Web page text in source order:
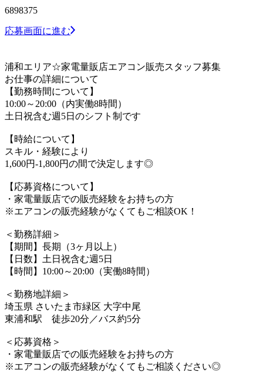
6898375
応募画面に進む
浦和エリア☆家電量販店エアコン販売スタッフ募集
お仕事の詳細について
【勤務時間について】
10:00～20:00（内実働8時間）
土日祝含む週5日のシフト制です
【時給について】
スキル・経験により
1,600円-1,800円の間で決定します◎
【応募資格について】
・家電量販店での販売経験をお持ちの方
※エアコンの販売経験がなくてもご相談OK！
＜勤務詳細＞
【期間】長期（3ヶ月以上）
【日数】土日祝含む週5日
【時間】10:00～20:00（実働8時間）
＜勤務地詳細＞
埼玉県 さいたま市緑区 大字中尾
東浦和駅 徒歩20分／バス約5分
＜応募資格＞
・家電量販店での販売経験をお持ちの方
※エアコンの販売経験がなくてもご相談ください◎